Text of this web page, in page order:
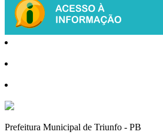
Prefeitura Municipal de Triunfo - PB